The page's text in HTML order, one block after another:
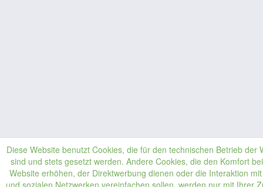
Diese Website benutzt Cookies, die für den technischen Betrieb der
sind und stets gesetzt werden. Andere Cookies, die den Komfort
Website erhöhen, der Direktwerbung dienen oder die Interaktion
und sozialen Netzwerken vereinfachen sollen, werden nur mit Ihrer